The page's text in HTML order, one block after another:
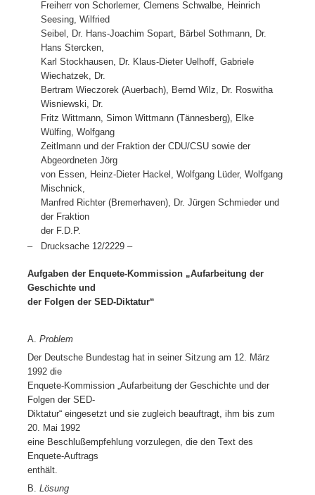
Freiherr von Schorlemer, Clemens Schwalbe, Heinrich
Seesing, Wilfried
Seibel, Dr. Hans-Joachim Sopart, Bärbel Sothmann, Dr.
Hans Stercken,
Karl Stockhausen, Dr. Klaus-Dieter Uelhoff, Gabriele
Wiechatzek, Dr.
Bertram Wieczorek (Auerbach), Bernd Wilz, Dr. Roswitha
Wisniewski, Dr.
Fritz Wittmann, Simon Wittmann (Tännesberg), Elke
Wülfing, Wolfgang
Zeitlmann und der Fraktion der CDU/CSU sowie der
Abgeordneten Jörg
von Essen, Heinz-Dieter Hackel, Wolfgang Lüder, Wolfgang
Mischnick,
Manfred Richter (Bremerhaven), Dr. Jürgen Schmieder und
der Fraktion
der F.D.P.
–
Drucksache 12/2229 –
Aufgaben der Enquete-Kommission „Aufarbeitung der
Geschichte und
der Folgen der SED-Diktatur“
A.
Problem
Der Deutsche Bundestag hat in seiner Sitzung am 12. März
1992 die
Enquete-Kommission „Aufarbeitung der Geschichte und der
Folgen der SED-
Diktatur“ eingesetzt und sie zugleich beauftragt, ihm bis zum
20. Mai 1992
eine Beschlußempfehlung vorzulegen, die den Text des
Enquete-Auftrags
enthält.
B. Lösung